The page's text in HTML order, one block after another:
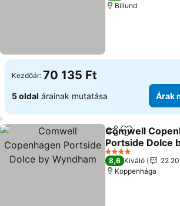
Billund
Kezdőár: 70 135 Ft
5 oldal árainak mutatása Árak
Megosztás
Hozzáadás
Comwell
Portside Dolce
Wyndham
4 Kategória
8,6 Kiváló
22
Koppenhága